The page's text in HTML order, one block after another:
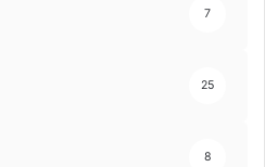
7
25
8